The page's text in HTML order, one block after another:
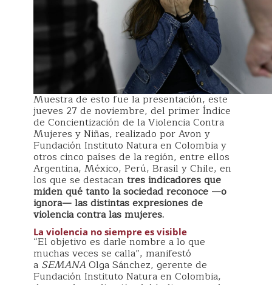
Muestra de esto fue la presentación, este
jueves 27 de noviembre, del primer Índice
de Concientización de la Violencia Contra
Mujeres y Niñas, realizado por Avon y
Fundación Instituto Natura en Colombia y
otros cinco países de la región, entre ellos
Argentina, México, Perú, Brasil y Chile, en
los que se destacan tresindicadores que
miden qué tanto la sociedad reconoce —o
ignora— las distintas expresiones de
violencia contra las mujeres.
La violencia no siempre es visible
“El objetivo es darle nombre a lo que
muchas veces se calla”, manifestó
a SEMANAOlga Sánchez, gerente de
Fundación Instituto Natura en Colombia,